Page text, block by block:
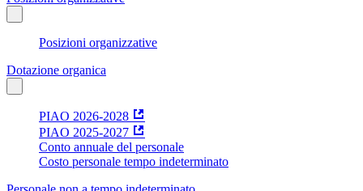
Posizioni organizzative
Dotazione organica
PIAO 2026-2028
PIAO 2025-2027
Conto annuale del personale
Costo personale tempo indeterminato